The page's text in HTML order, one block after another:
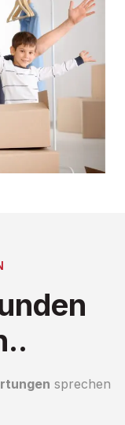
sprechen